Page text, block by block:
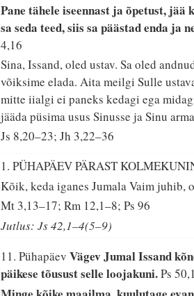
Pane tähele iseennast ja õpetust, jää
sa seda teed, siis sa päästad enda ja
4,16
Sina, Issand, oled ustav. Sa oled
võiksime elada. Aita meilgi Sulle
mitte iialgi ei paneks kedagi ega
jääda püsima usus Sinusse ja Sinu
Js 8,20–23; Jh 3,22–36
1. PÜHAPÄEV PÄRAST
Kõik, keda iganes Jumala Vaim juhib,
Mt 3,13–17; Rm 12,1–8; Ps 96
Jutlus: Js 42,1–4(5–9)
11. PühapäevVägev Jumal Issand
päikese tõusust selle loojakuni.Ps 50,1